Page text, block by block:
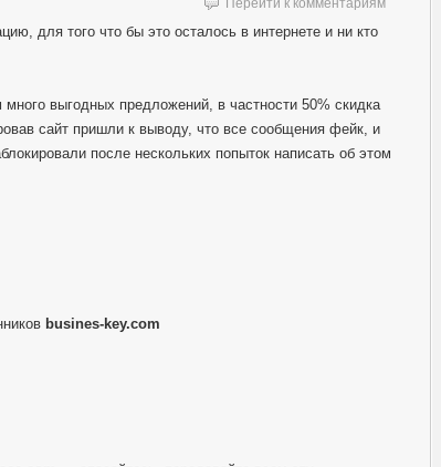
Перейти к комментариям
для того что бы это осталось в интернете и ни кто
выгодных предложений, в частности 50% скидка
сайт пришли к выводу, что все сообщения фейк, и
после нескольких попыток написать об этом
busines-key.com